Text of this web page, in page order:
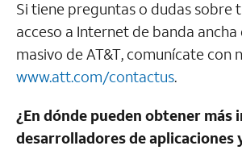
Si tiene preguntas o dudas sobre
acceso a Internet de banda
masivo deAT&T, comunícate con
www.att.com/contactus.
¿En dónde pueden obtener más
desarrolladores de aplicaciones